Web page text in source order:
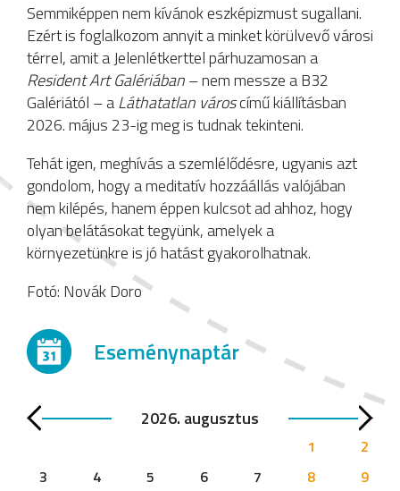
Semmiképpen nem kívánok eszképizmust sugallani.
Ezért is foglalkozom annyit a minket körülvevő városi
térrel, amit a Jelenlétkerttel párhuzamosan a
Resident Art Galériában– nem messze a B32
Galériától – aLáthatatlan városcímű kiállításban
2026. május 23-ig meg is tudnak tekinteni.
Tehát igen, meghívás a szemlélődésre, ugyanis azt
gondolom, hogy a meditatív hozzáállás valójában
nem kilépés, hanem éppen kulcsot ad ahhoz, hogy
olyan belátásokat tegyünk, amelyek a
környezetünkre is jó hatást gyakorolhatnak.
Fotó: Novák Doro
Eseménynaptár
2026. augusztus
1
2
3
4 5 6 7 8
9